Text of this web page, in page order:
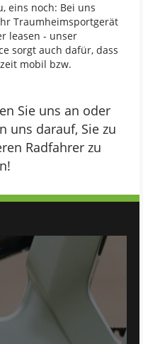
eins noch: Bei uns
Traumheimsportgerät
leasen - unser
sorgt auch dafür, dass
mobil bzw.
Sie uns an oder
uns darauf, Sie zu
Radfahrer zu